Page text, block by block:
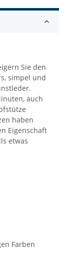
Sie den
simpel und
auch
haben
Eigenschaft
etwas
Farben